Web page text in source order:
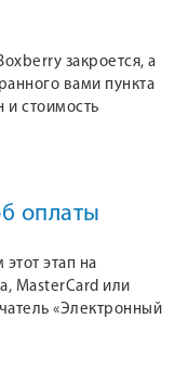
закроется, а
вами пункта
и стоимость
оплаты
этап на
MasterCard или
«Электронный